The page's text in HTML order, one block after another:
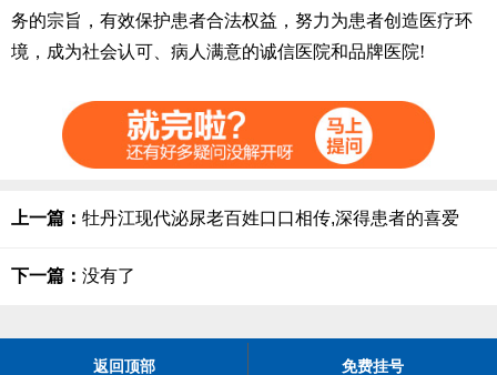
务的宗旨，有效保护患者合法权益，努力为患者创造医疗环
境，成为社会认可、病人满意的诚信医院和品牌医院!
上一篇： 牡丹江现代泌尿老百姓口口相传,深得患者的喜爱
下一篇： 没有了
返回顶部 免费挂号